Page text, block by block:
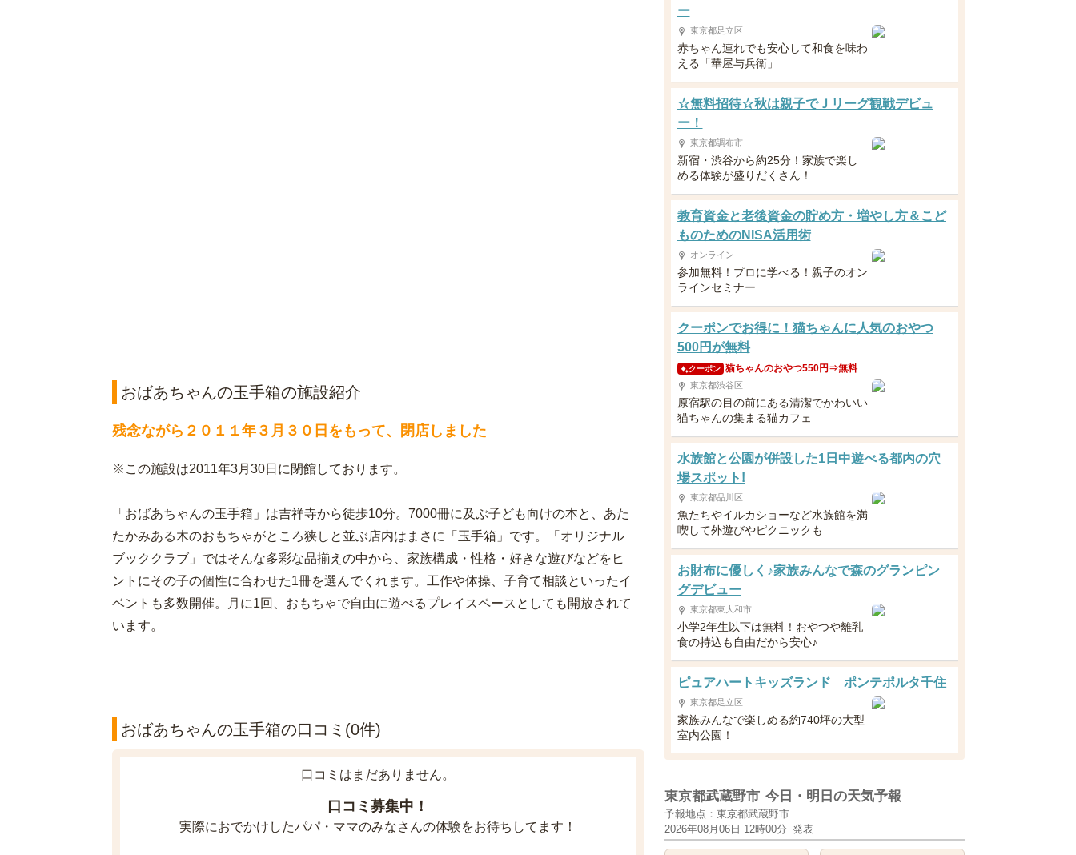
おばあちゃんの玉手箱の施設紹介
残念ながら２０１１年３月３０日をもって、閉店しました
※この施設は2011年3月30日に閉館しております。
「おばあちゃんの玉手箱」は吉祥寺から徒歩10分。7000冊に及ぶ子ども向けの本と、あた
たかみある木のおもちゃがところ狭しと並ぶ店内はまさに「玉手箱」です。「オリジナル
ブッククラブ」ではそんな多彩な品揃えの中から、家族構成・性格・好きな遊びなどをヒ
ントにその子の個性に合わせた1冊を選んでくれます。工作や体操、子育て相談といったイ
ベントも多数開催。月に1回、おもちゃで自由に遊べるプレイスペースとしても開放されて
います。
おばあちゃんの玉手箱の口コミ(0件)
口コミはまだありません。
口コミ募集中！
実際におでかけしたパパ・ママのみなさんの体験をお待ちしてます！
ー
東京都足立区
赤ちゃん連れでも安心して和食を味わ
える「華屋与兵衛」
☆無料招待☆秋は親子でＪリーグ観戦デビュ
ー！
東京都調布市
新宿・渋谷から約25分！家族で楽し
める体験が盛りだくさん！
教育資金と老後資金の貯め方・増やし方＆こど
ものためのNISA活用術
オンライン
参加無料！プロに学べる！親子のオン
ラインセミナー
クーポンでお得に！猫ちゃんに人気のおやつ
500円が無料
クーポン 猫ちゃんのおやつ550円⇒無料
東京都渋谷区
原宿駅の目の前にある清潔でかわいい
猫ちゃんの集まる猫カフェ
水族館と公園が併設した1日中遊べる都内の穴
場スポット!
東京都品川区
魚たちやイルカショーなど水族館を満
喫して外遊びやピクニックも
お財布に優しく♪家族みんなで森のグランピン
グデビュー
東京都東大和市
小学2年生以下は無料！おやつや離乳
食の持込も自由だから安心♪
ピュアハートキッズランド ポンテポルタ千住
東京都足立区
家族みんなで楽しめる約740坪の大型
室内公園！
東京都武蔵野市 今日・明日の天気予報
予報地点：東京都武蔵野市
2026年08月06日 12時00分 発表